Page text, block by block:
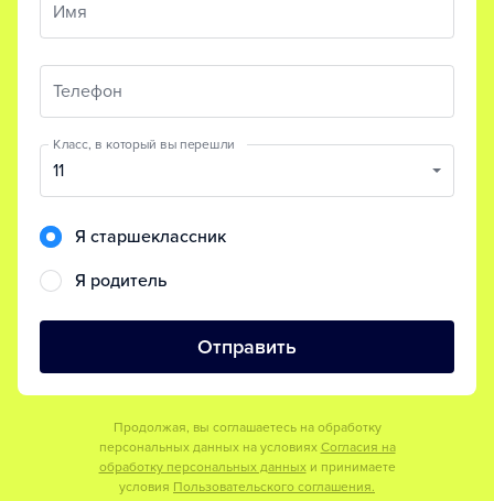
Имя
Телефон
Класс, в который вы перешли
11
Я старшеклассник
Я родитель
Отправить
Продолжая, вы соглашаетесь на обработку
персональных данных на условиях Согласия на
обработку персональных данных и принимаете
условия Пользовательского соглашения.